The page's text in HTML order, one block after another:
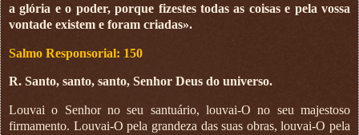
a glória e o poder, porque fizestes todas as coisas e pela vossa
vontade existem e foram criadas».
Salmo Responsorial: 150
R. Santo, santo, santo, Senhor Deus do universo.
Louvai o Senhor no seu santuário, louvai-O no seu majestoso
firmamento. Louvai-O pela grandeza das suas obras, louvai-O pela